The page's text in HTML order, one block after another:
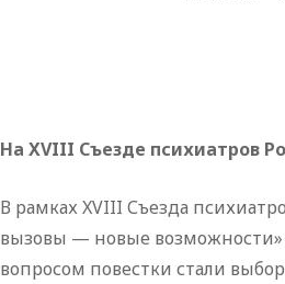
На XVIII Съезде психиатров
В рамках XVIII Съезда
вызовы — новые возможности»
вопросом повестки стали